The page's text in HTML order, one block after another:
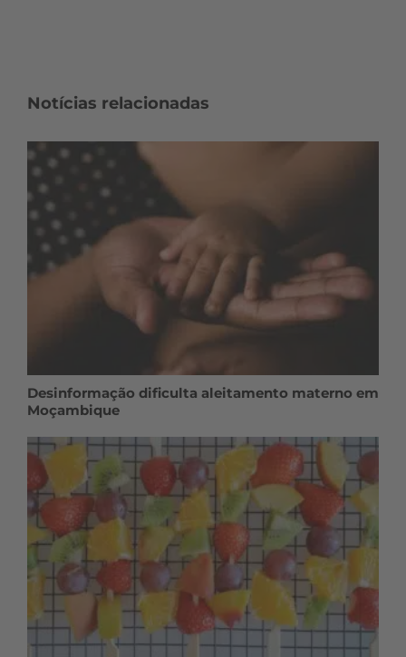
Notícias relacionadas
Desinformação dificulta aleitamento materno em
Moçambique